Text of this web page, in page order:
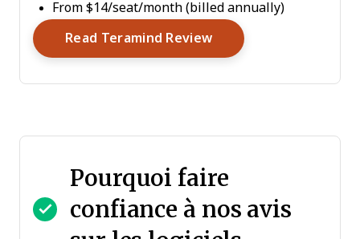
From $14/seat/month (billed annually)
Read Teramind ReviewOpens New Window
Pourquoi faire
confiance à nos avis